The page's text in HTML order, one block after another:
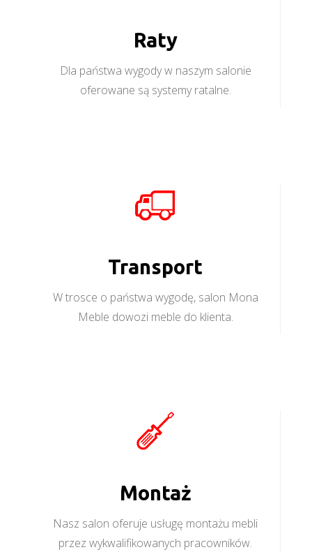
Raty
Dla państwa wygody w naszym salonie
oferowane są systemy ratalne.
Transport
W trosce o państwa wygodę, salon Mona
Meble dowozi meble do klienta.
Montaż
Nasz salon oferuje usługę montażu mebli
przez wykwalifikowanych pracowników.